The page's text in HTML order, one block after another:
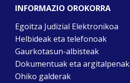
INFORMAZIO OROKORRA
Egoitza Judizial Elektronikoa
Helbideak eta telefonoak
Gaurkotasun-albisteak
Dokumentuak eta argitalpenak
Ohiko galderak